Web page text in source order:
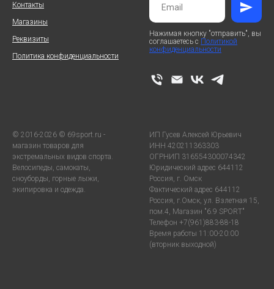
Контакты
Магазины
Реквизиты
Политика конфиденциальности
Нажимая кнопку "отправить", вы
соглашаетесь с Политикой
конфиденциальности
© 2016-2026 © 69sport.ru -
магазин товаров для
экстремальных видов спорта.
Велосипеды, самокаты,
сноуборды, горные лыжи,
экипировка и одежда.
ИП Гусев Алексей Юрьевич
ИНН 420211363303
ОГРНИП 316554300074342
Юридический адрес 644112
Россия, г. Омск
Фактический адрес 644112
Россия, г.Омск, ул. Взлетная 15,
пом.4, Магазин "6.9 SPORT"
Телефон +7(961)883-88-18
Время работы 11:00-20:00
(вторник выходной)